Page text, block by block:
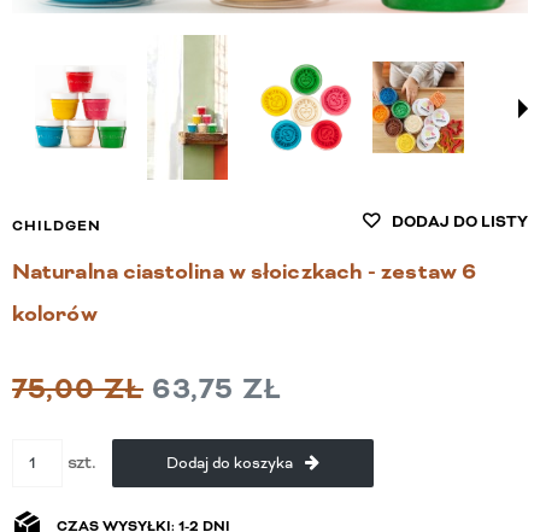
DODAJ DO LISTY
CHILDGEN
Naturalna ciastolina w słoiczkach - zestaw 6
kolorów
75,00 ZŁ 63,75 ZŁ
szt. Dodaj do koszyka
CZAS WYSYŁKI: 1-2 DNI